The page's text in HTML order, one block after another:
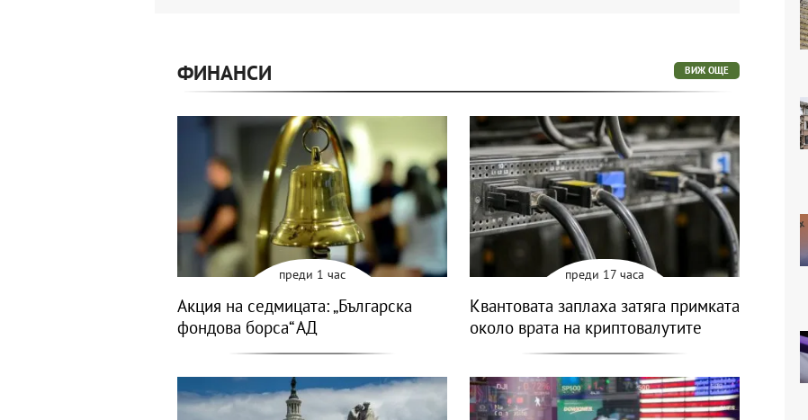
ФИНАНСИ ВИЖ ОЩЕ
преди 1 час
Акция на седмицата: „Българска
фондова борса“ АД
преди 17 часа
Квантовата заплаха затяга примката
около врата на криптовалутите